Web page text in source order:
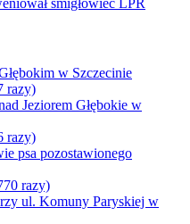
w Szczecinie
razy)
Jeziorem Głębokie w
razy)
psa pozostawionego
razy)
ul. Komuny Paryskiej w